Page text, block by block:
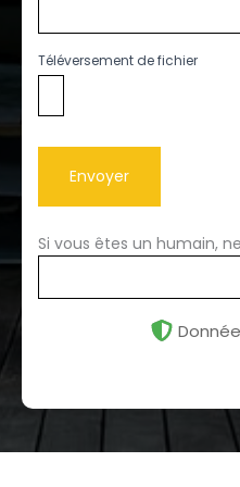
Téléversement de fichier
Envoyer
Si vous êtes un humain,